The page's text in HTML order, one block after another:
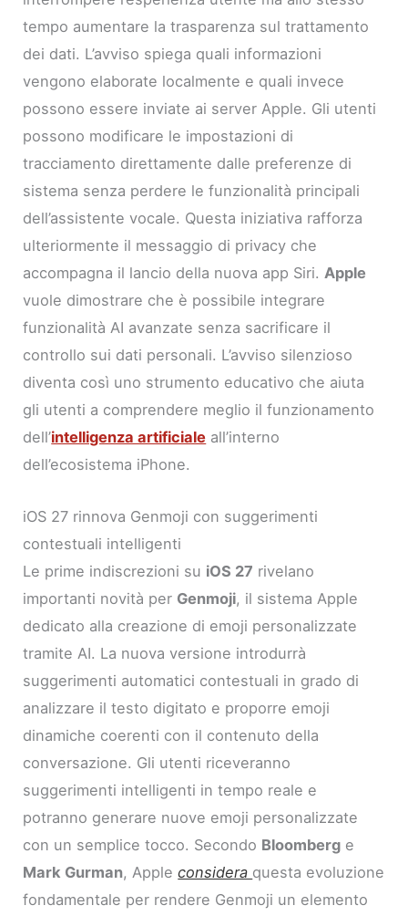
tempo aumentare la trasparenza sul trattamento
dei dati. L’avviso spiega quali informazioni
vengono elaborate localmente e quali invece
possono essere inviate ai server Apple. Gli utenti
possono modificare le impostazioni di
tracciamento direttamente dalle preferenze di
sistema senza perdere le funzionalità principali
dell’assistente vocale. Questa iniziativa rafforza
ulteriormente il messaggio di privacy che
accompagna il lancio della nuova app Siri.Apple
vuole dimostrare che è possibile integrare
funzionalità AI avanzate senza sacrificare il
controllo sui dati personali. L’avviso silenzioso
diventa così uno strumento educativo che aiuta
gli utenti a comprendere meglio il funzionamento
dell’intelligenza artificiale all’interno
dell’ecosistema iPhone.
iOS 27 rinnova Genmoji con suggerimenti
contestuali intelligenti
Le prime indiscrezioni su iOS 27 rivelano
importanti novità per Genmoji, il sistema Apple
dedicato alla creazione di emoji personalizzate
tramite AI. La nuova versione introdurrà
suggerimenti automatici contestuali in grado di
analizzare il testo digitato e proporre emoji
dinamiche coerenti con il contenuto della
conversazione. Gli utenti riceveranno
suggerimenti intelligenti in tempo reale e
potranno generare nuove emoji personalizzate
con un semplice tocco. Secondo Bloomberg e
Mark Gurman, Appleconsidera questa evoluzione
fondamentale per rendere Genmoji un elemento